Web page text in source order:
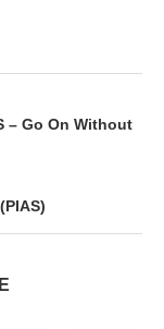
– Go On Without